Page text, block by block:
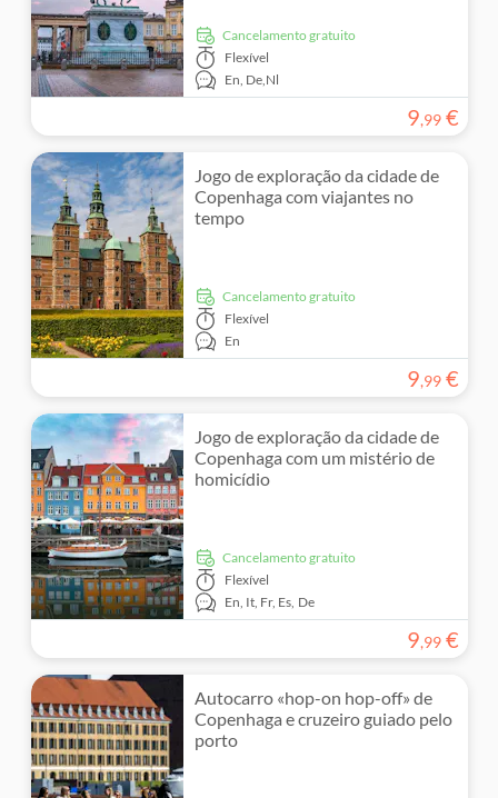
Cancelamento gratuito
Flexível
En, De,Nl
9,99 €
Jogo de exploração da cidade de
Copenhaga com viajantes no
tempo
Cancelamento gratuito
Flexível
En
9,99 €
Jogo de exploração da cidade de
Copenhaga com um mistério de
homicídio
Cancelamento gratuito
Flexível
En, It, Fr, Es, De
9,99 €
Autocarro «hop-on hop-off» de
Copenhaga e cruzeiro guiado pelo
porto